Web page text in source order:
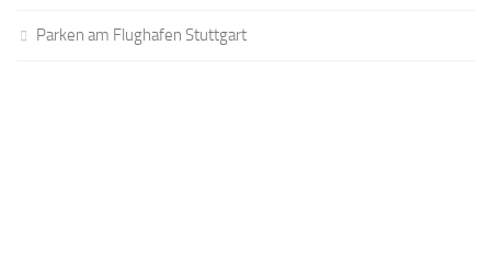
Parken am Flughafen Stuttgart